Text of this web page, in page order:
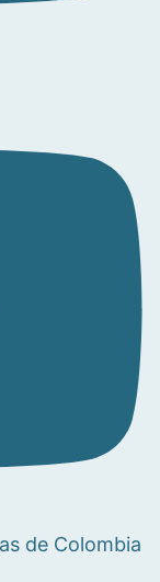
de Colombia